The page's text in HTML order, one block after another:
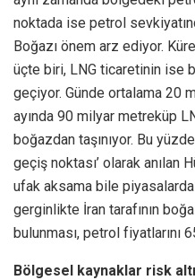
noktada ise petrol
Boğazı önem arz ediyor.
üçte biri, LNG ticaretinin ise
geçiyor. Günde ortalama 20
ayında 90 milyar metreküp
boğazdan taşınıyor. Bu
geçiş noktası’ olarak anılan
ufak aksama bile
gerginlikte İran tarafının
bulunması, petrol fiyatlarını
Bölgesel kaynaklar risk